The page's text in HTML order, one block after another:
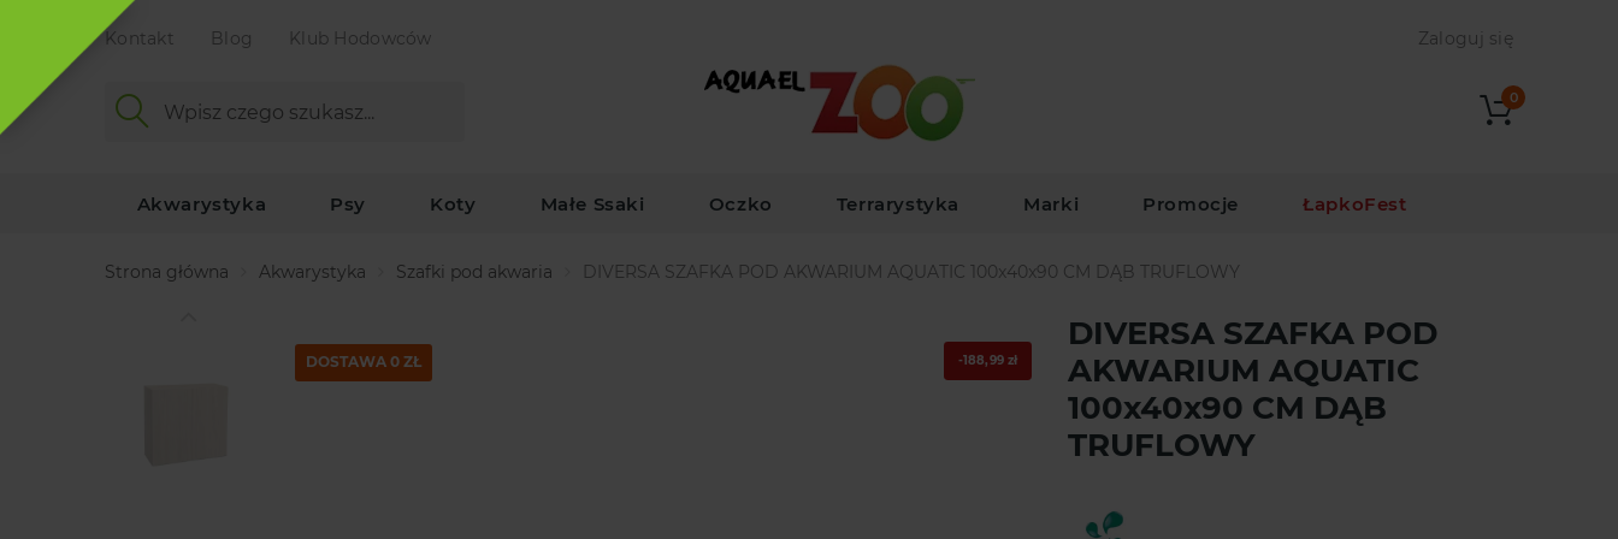
Kontakt Blog Klub Hodowców Zaloguj się
0
Akwarystyka Psy Koty Małe Ssaki Oczko Terrarystyka Marki Promocje ŁapkoFest
Strona główna Akwarystyka Szafki pod akwaria DIVERSA SZAFKA POD AKWARIUM AQUATIC 100x40x90 CM DĄB TRUFLOWY
DOSTAWA 0 ZŁ -188,99 zł
DIVERSA SZAFKA POD
AKWARIUM AQUATIC
100x40x90 CM DĄB
TRUFLOWY